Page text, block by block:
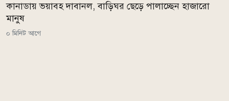
কানাডায় ভয়াবহ দাবানল, বাড়িঘর ছেড়ে পালাচ্ছেন হাজারো
মানুষ
০ মিনিট আগে